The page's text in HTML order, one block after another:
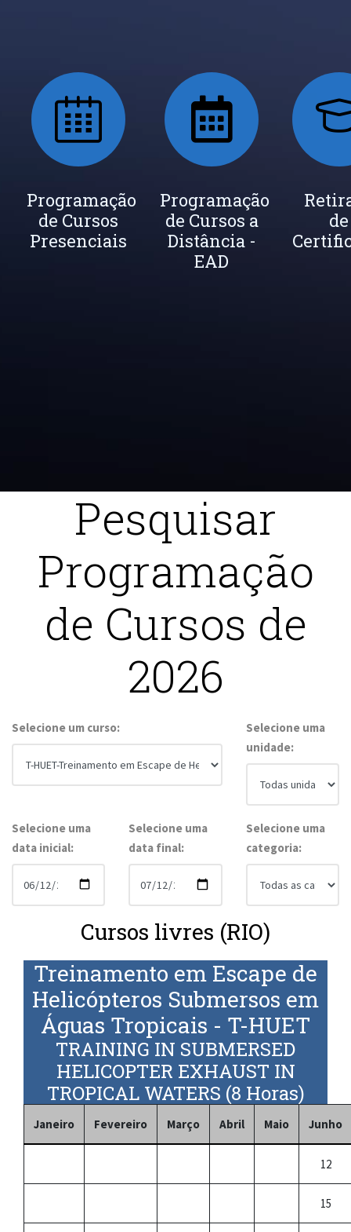
Seja um
Instrutor
Inscrição
Newsletter
Programação
de Cursos
Presenciais
Programação
de Cursos a
Distância -
EAD
de
Pesquisar
Programação
de Cursos de
2026
Selecione um curso:
Selecione uma
unidade:
Selecione uma
data inicial:
Selecione uma
data final:
Selecione uma
categoria:
Cursos livres (RIO)
Treinamento em Escape de
Helicópteros Submersos em
Águas Tropicais - T-HUET
TRAINING IN SUBMERSED
HELICOPTER EXHAUST IN
TROPICAL WATERS (8 Horas)
Janeiro Fevereiro Março Abril Maio Junho
12
15